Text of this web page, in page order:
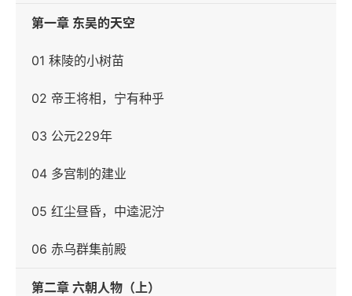
第一章 东吴的天空
01 秣陵的小树苗
02 帝王将相，宁有种乎
03 公元229年
04 多宫制的建业
05 红尘昼昏，中逵泥泞
06 赤乌群集前殿
第二章 六朝人物（上）